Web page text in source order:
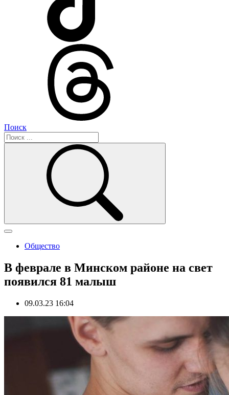
Поиск
Общество
В феврале в Минском районе на свет
появился 81 малыш
09.03.23 16:04